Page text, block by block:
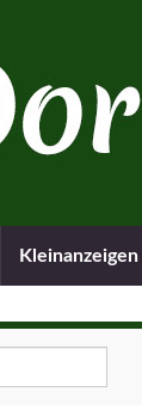
Kleinanzeigen